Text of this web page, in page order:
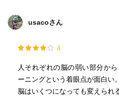
usacoさん
4
人それぞれの脳の弱い部分か
ーニングという着眼点が面白い。
脳はいくつになっても変えられる